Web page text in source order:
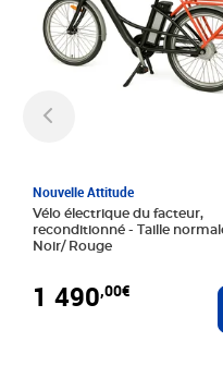
Nouvelle Attitude
Vélo électrique du facteur,
reconditionné - Taille normale -
Noir/ Rouge
1 490,00€